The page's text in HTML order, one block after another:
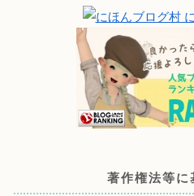
著作権法等に